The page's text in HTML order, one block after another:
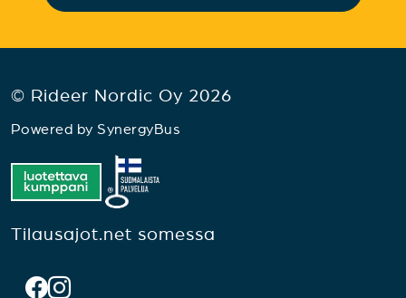
© Rideer Nordic Oy 2026
Powered by SynergyBus
Tilausajot.net somessa